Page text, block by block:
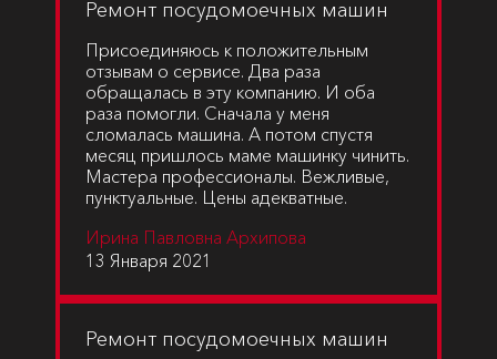
Ремонт посудомоечных машин
Присоединяюсь к положительным
отзывам о сервисе. Два раза
обращалась в эту компанию. И оба
раза помогли. Сначала у меня
сломалась машина. А потом спустя
месяц пришлось маме машинку чинить.
Мастера профессионалы. Вежливые,
пунктуальные. Цены адекватные.
Ирина Павловна Архипова
13 Января 2021
Ремонт посудомоечных машин